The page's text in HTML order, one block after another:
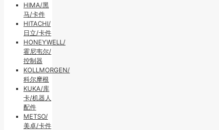
HIMA/黑
马/卡件
HITACHI/
日立/卡件
HONEYWELL/
霍尼韦尔/
控制器
KOLLMORGEN/
科尔摩根
KUKA/库
卡/机器人
配件
METSO/
美卓/卡件